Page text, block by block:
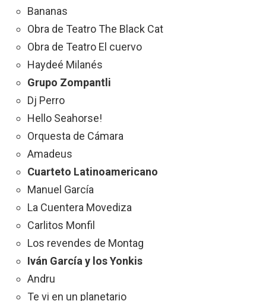
Bananas
Obra de Teatro The Black Cat
Obra de Teatro El cuervo
Haydeé Milanés
Grupo Zompantli
Dj Perro
Hello Seahorse!
Orquesta de Cámara
Amadeus
Cuarteto Latinoamericano
Manuel García
La Cuentera Movediza
Carlitos Monfil
Los revendes de Montag
Iván García y los Yonkis
Andru
Te vi en un planetario